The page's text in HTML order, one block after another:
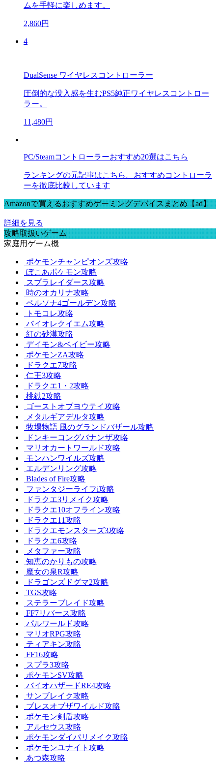
ムを手軽に楽しめます。
2,860円
4
DualSense ワイヤレスコントローラー
圧倒的な没入感を生むPS5純正ワイヤレスコントロー
ラー。
11,480円
PC/Steamコントローラーおすすめ20選はこちら
ランキングの元記事はこちら。おすすめコントローラ
ーを徹底比較しています
Amazonで買えるおすすめゲーミングデバイスまとめ【ad】
詳細を見る
攻略取扱いゲーム
家庭用ゲーム機
ポケモンチャンピオンズ攻略
ぽこあポケモン攻略
スプラレイダース攻略
時のオカリナ攻略
ペルソナ4ゴールデン攻略
トモコレ攻略
バイオレクイエム攻略
紅の砂漠攻略
デイモン&ベイビー攻略
ポケモンZA攻略
ドラクエ7攻略
仁王3攻略
ドラクエ1・2攻略
桃鉄2攻略
ゴーストオブヨウテイ攻略
メタルギアデルタ攻略
牧場物語 風のグランドバザール攻略
ドンキーコングバナンザ攻略
マリオカートワールド攻略
モンハンワイルズ攻略
エルデンリング攻略
Blades of Fire攻略
ファンタジーライフi攻略
ドラクエ3リメイク攻略
ドラクエ10オフライン攻略
ドラクエ11攻略
ドラクエモンスターズ3攻略
ドラクエ6攻略
メタファー攻略
知恵のかりもの攻略
魔女の泉R攻略
ドラゴンズドグマ2攻略
TGS攻略
ステラーブレイド攻略
FF7リバース攻略
パルワールド攻略
マリオRPG攻略
ティアキン攻略
FF16攻略
スプラ3攻略
ポケモンSV攻略
バイオハザードRE4攻略
サンブレイク攻略
ブレスオブザワイルド攻略
ポケモン剣盾攻略
アルセウス攻略
ポケモンダイパリメイク攻略
ポケモンユナイト攻略
あつ森攻略